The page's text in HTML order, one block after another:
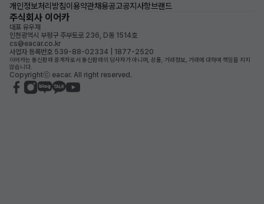
개인정보처리방침이용약관채용공고공지사항브랜드
주식회사 이어카
대표 유우재
인천광역시 부평구 주부토로 236, D동 1514호
cs@eacar.co.kr
사업자 등록번호 539-88-02334 | 1877-2520
이어카는 통신판매 중개자로서 통신판매의 당사자가 아니며, 상품, 거래정보, 거래에 대하여 책임을 지지
않습니다.
Copyrightⓒ eacar. All right reserved.